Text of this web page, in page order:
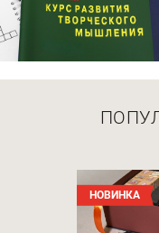
НОВИНКА